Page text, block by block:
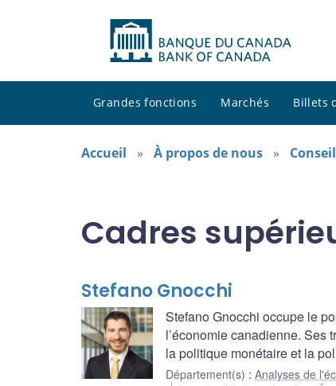
Grandes fonctions Marchés Billets
Accueil À propos de nous
Cadres
Stefano Gnocchi
Stefano Gnocchi occupe le
l’économie canadienne. Ses
la politique monétaire et la
Département(s) : Analyses de